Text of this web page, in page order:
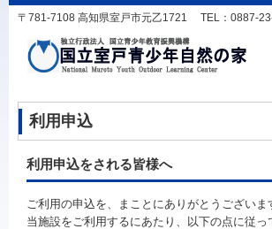
〒781-7108 高知県室戸市元乙1721 TEL：0887-
利用申込
利用申込をされる皆様へ
ご利用の申込を、まことにありがとうございま
当施設をご利用するにあたり、以下の点に従